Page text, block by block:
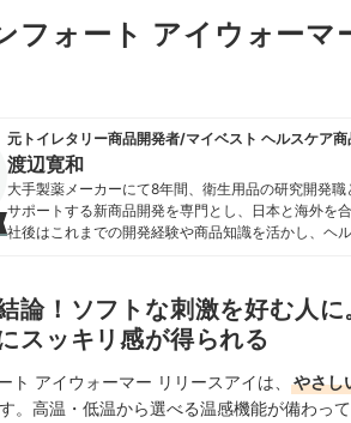
フォート アイウォーマ
元トイレタリー商品開発者/マイベスト ヘルスケア商
渡辺寛和
大手製薬メーカーにて8年間、衛生用品の研究開発
サポートする新商品開発を専門とし、日本と海外を
社後はこれまでの開発経験や商品知識を活かし、ヘ
論！ソフトな刺激を好む人
スッキリ感が得られる
ト アイウォーマー リリースアイは、
やさし
。 高温・低温から選べる温感機能が備わって